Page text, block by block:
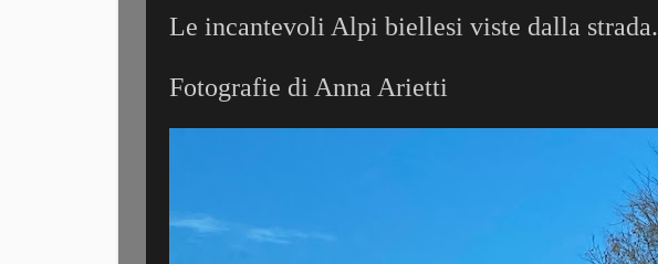
Le incantevoli Alpi biellesi viste dalla strada.
Fotografie di Anna Arietti